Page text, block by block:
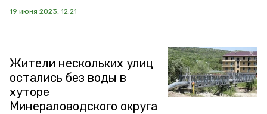
19 июня 2023, 12:21
Жители нескольких улиц
остались без воды в
хуторе
Минераловодского округа